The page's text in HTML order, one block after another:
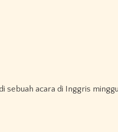
sebuah acara di Inggris